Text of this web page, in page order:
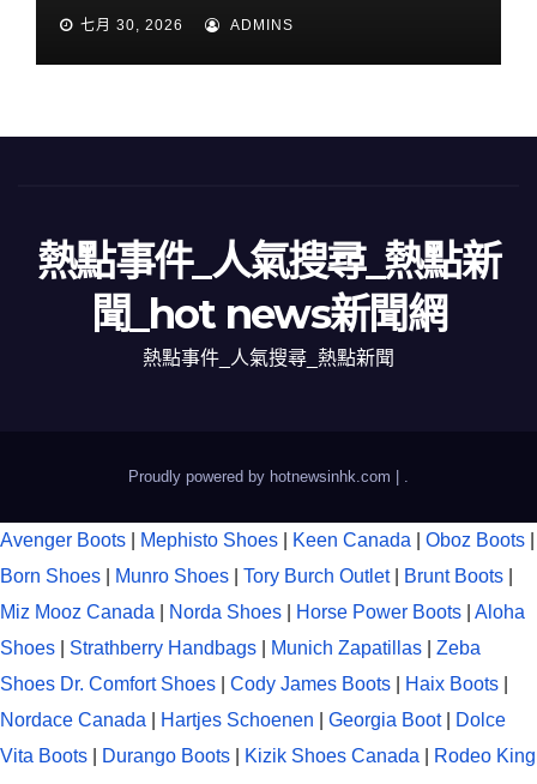
七月 30, 2026 ADMINS
熱點事件_人氣搜尋_熱點新
聞_hot news新聞網
熱點事件_人氣搜尋_熱點新聞
Proudly powered by hotnewsinhk.com |
Avenger Boots Mephisto Shoes Keen Canada Oboz Boots
Born Shoes
Munro Shoes Tory Burch Outlet Brunt Boots
Miz Mooz Canada
Norda Shoes Horse Power Boots
Aloha
Shoes
Strathberry Handbags Munich Zapatillas
Zeba
Shoes Dr. Comfort Shoes Cody James Boots Haix Boots
Nordace Canada
Hartjes Schoenen Georgia Boot|
Dolce
Vita Boots
Durango Boots Kizik Shoes Canada
Rodeo King